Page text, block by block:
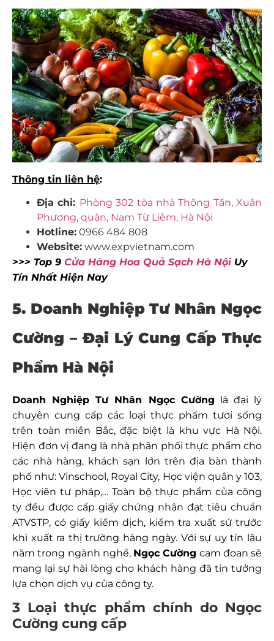
Thông tin liên hệ:
Địa chỉ: Phòng 302 tòa nhà Thông Tấn, Xuân
Phương, quận, Nam Từ Liêm, Hà Nội
Hotline: 0966 484 808
Website: www.expvietnam.com
>>> Top 9 Cửa Hàng Hoa Quả Sạch Hà NộiUy
Tín Nhất Hiện Nay
5. Doanh Nghiệp Tư Nhân Ngọc
Cường – Đại Lý Cung Cấp Thực
Phẩm Hà Nội
Doanh Nghiệp Tư Nhân Ngọc Cường là đại lý
chuyên cung cấp các loại thực phẩm tươi sống
trên toàn miền Bắc, đặc biệt là khu vực Hà Nội.
Hiện đơn vị đang là nhà phân phối thực phẩm cho
các nhà hàng, khách sạn lớn trên địa bàn thành
phố như: Vinschool, Royal City, Học viện quân y 103,
Học viên tư pháp,… Toàn bộ thực phẩm của công
ty đều được cấp giấy chứng nhận đạt tiêu chuẩn
ATVSTP, có giấy kiểm dịch, kiểm tra xuất sứ trước
khi xuất ra thị trường hàng ngày. Với sự uy tín lâu
năm trong ngành nghề, Ngọc Cường cam đoan sẽ
mang lại sự hài lòng cho khách hàng đã tin tưởng
lựa chọn dịch vụ của công ty.
3 Loại thực phẩm chính do Ngọc
Cường cung cấp